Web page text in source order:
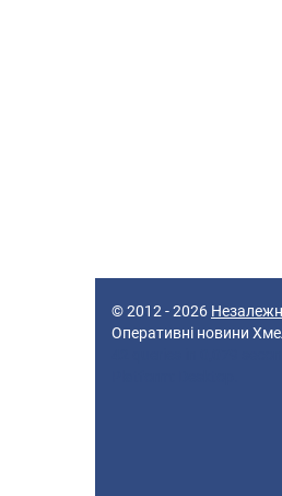
© 2012 - 2026
Оперативні новини